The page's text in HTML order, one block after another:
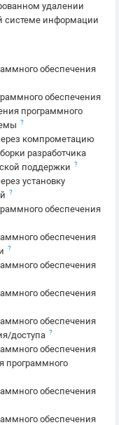
удалении
системе информации
обеспечения
обеспечения
программного
?
компрометацию
разработчика
поддержки ?
установку
?
обеспечения
обеспечения
?
обеспечения
обеспечения
обеспечения
доступа ?
обеспечения
программного
обеспечения
обеспечения